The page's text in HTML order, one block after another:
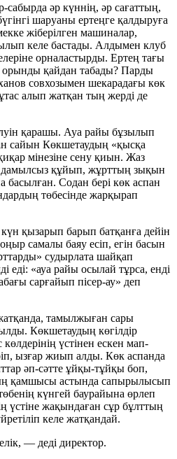
әр күннің, әр сағаттың,
шаруаны ертеңге қалдыруға
жіберілген машиналар,
келе бастады. Алдымен клуб
орналастырды. Ертең тағы
қайдан табады? Парды
совхозымен шекарадағы көк
алып жатқан тың жерді де
қарашы. Ауа райы бұзылып
сайын Көкшетаудың «қысқа
мінезіне сену қиын. Жаз
дамылсыз құйып, жұрттың зықын
Содан бері көк аспан
төбесінде жарқырап
қызарып барып батқанға дейін
самалы баяу есіп, егін басын
судырлата шайқап
еді: «ауа райы осылай тұрса, енді
сарғайып пісер-ау» деп
тамылжыған сары
Көкшетаудың көгілдір
үстінен ескен мап-
ызғар жиып алды. Көк аспанда
әп-сәтте ұйқы-тұйқы боп,
қамшысы астында сапырылысып
күнгей баурайына өрлеп
үстіне жақындаған сұр бұлттың
келе жатқандай.
— деді директор.